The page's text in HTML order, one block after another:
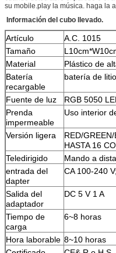
su mobile.play la música. haga la
Información del cubo llevado.
Artículo
A.C. 1015
Tamaño
Material
Plástico de
Batería
recargable
batería de
Fuente de luz
RGB 5050
Prenda
impermeable
Uso interior
Versión ligera
RED/
HASTA 16
Teledirigido
Mando a
entrada del
dapter
CA 100-240
Salida del
adaptador
DC 5 V 1 A
Tiempo de
carga
6~8 horas
Hora laborable 8~10 horas